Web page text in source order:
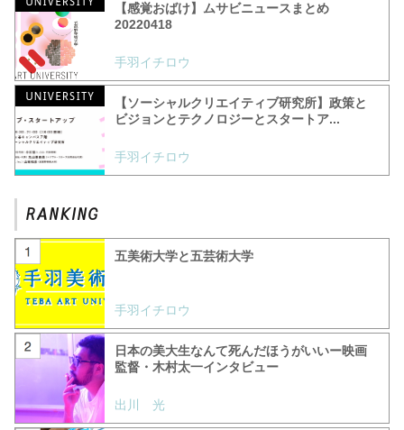
【感覚おばけ】ムサビニュースまとめ
20220418
手羽イチロウ
【ソーシャルクリエイティブ研究所】政策と
ビジョンとテクノロジーとスタートア...
手羽イチロウ
五美術大学と五芸術大学
手羽イチロウ
日本の美大生なんて死んだほうがいいー映画
監督・木村太一インタビュー
出川 光